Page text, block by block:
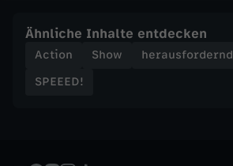
g
e
Ähnliche Inhalte entdecken
Action Show herausfordernd
SPEEED!